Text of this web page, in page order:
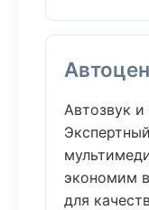
Автозвук
экономим
для